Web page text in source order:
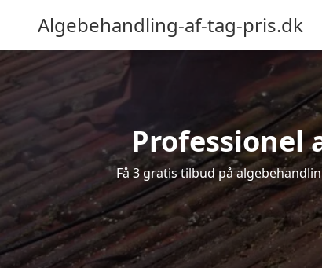
Algebehandling-af-tag-pris.dk
Professionel
Få 3 gratis tilbud på